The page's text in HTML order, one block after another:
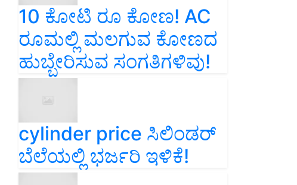
10 ಕೋಟಿ ರೂ ಕೋಣ! AC
ರೂಮಲ್ಲಿ ಮಲಗುವ ಕೋಣದ
ಹುಬ್ಬೇರಿಸುವ ಸಂಗತಿಗಳಿವು!
cylinder price ಸಿಲಿಂಡರ್‌
ಬೆಲೆಯಲ್ಲಿ ಭರ್ಜರಿ ಇಳಿಕೆ!